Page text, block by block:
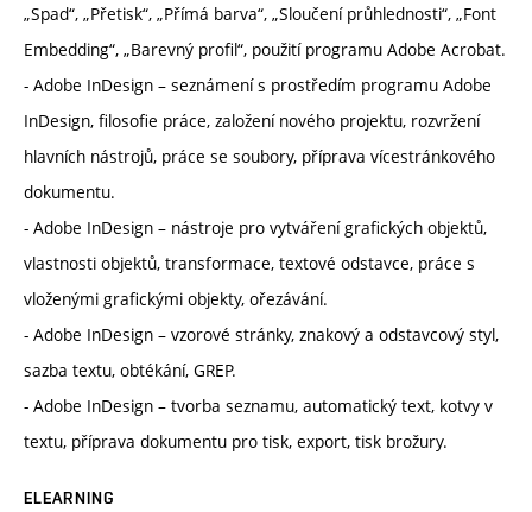
„Spad“, „Přetisk“, „Přímá barva“, „Sloučení průhlednosti“, „Font
Embedding“, „Barevný profil“, použití programu Adobe Acrobat.
- Adobe InDesign – seznámení s prostředím programu Adobe
InDesign, filosofie práce, založení nového projektu, rozvržení
hlavních nástrojů, práce se soubory, příprava vícestránkového
dokumentu.
- Adobe InDesign – nástroje pro vytváření grafických objektů,
vlastnosti objektů, transformace, textové odstavce, práce s
vloženými grafickými objekty, ořezávání.
- Adobe InDesign – vzorové stránky, znakový a odstavcový styl,
sazba textu, obtékání, GREP.
- Adobe InDesign – tvorba seznamu, automatický text, kotvy v
textu, příprava dokumentu pro tisk, export, tisk brožury.
ELEARNING